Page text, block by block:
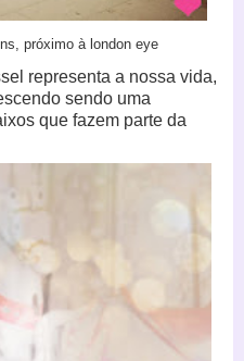
próximo à london eye
representa a nossa vida,
sendo uma
que fazem parte da